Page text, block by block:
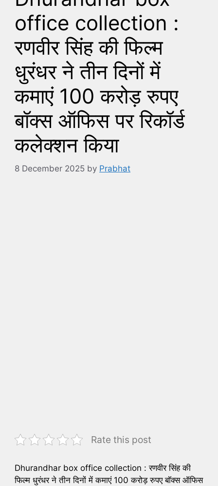
office collection :
रणवीर सिंह की फिल्म
धुरंधर ने तीन दिनों में
कमाएं 100 करोड़ रुपए
बॉक्स ऑफिस पर रिकॉर्ड
कलेक्शन किया
8 December 2025 by Prabhat
Rate this post
Dhurandhar box office collection : रणवीर सिंह की
फिल्म धुरंधर ने तीन दिनों में कमाएं 100 करोड़ रुपए बॉक्स ऑफिस